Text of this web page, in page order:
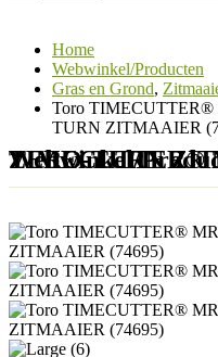
Home
Webwinkel/Producten
Gras en Grond,
Toro TIMECUTTER®
TURN ZITMAAIER
Webwinkel/Producten - Toro TIMECUTTER®